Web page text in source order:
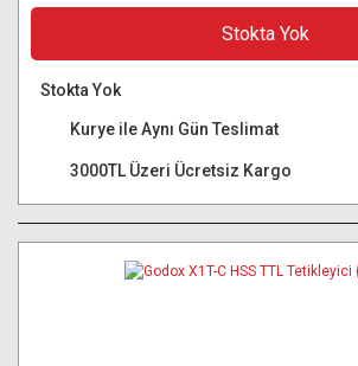
Stokta Yok
Stokta Yok
Kurye ile Aynı Gün Teslimat
3000TL Üzeri Ücretsiz Kargo